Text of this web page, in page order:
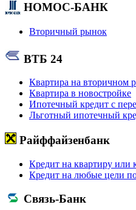
НОМОС-БАНК
Вторичный рынок
ВТБ 24
Квартира на вторичном
Квартира в новостройке
Ипотечный кредит с
Льготный ипотечный
Райффайзенбанк
Кредит на квартиру или
Кредит на любые цели
Связь-Банк